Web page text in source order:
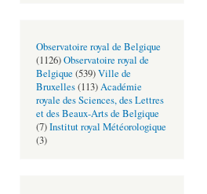
Observatoire royal de Belgique
(1126)Observatoire royal de
Belgique (539)Ville de
Bruxelles(113)Académie
royale des Sciences, des Lettres
et des Beaux-Arts de Belgique
(7)Institut royal Météorologique
(3)